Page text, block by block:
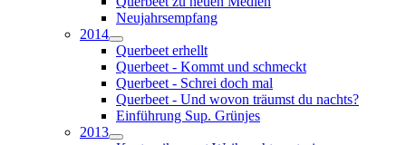
Neujahrsempfang
2014
Querbeet erhellt
Querbeet - Kommt und schmeckt
Querbeet - Schrei doch mal
Querbeet - Und wovon träumst du nachts?
Einführung Sup. Grünjes
2013